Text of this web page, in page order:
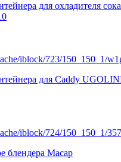
для охладителя
для Сaddy
блендера Macap